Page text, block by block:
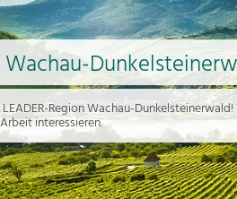
Wachau-
Region Wachau-
interessieren.